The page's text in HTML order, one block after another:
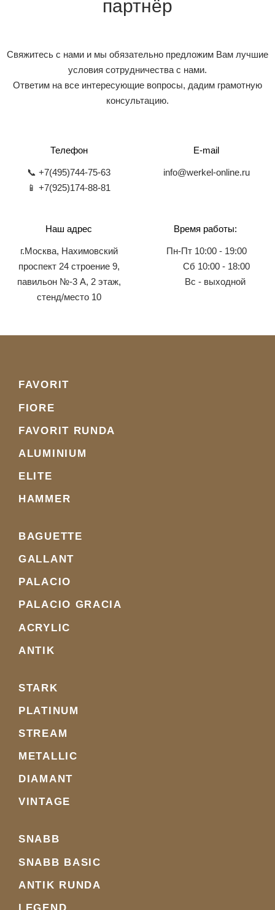
партнёр
Свяжитесь с нами и мы обязательно предложим Вам лучшие
условия сотрудничества с нами.
Ответим на все интересующие вопросы, дадим грамотную
консультацию.
Телефон
📞 +7(495)744-75-63
📱 +7(925)174-88-81
E-mail
info@werkel-online.ru
Наш адрес
г.Москва, Нахимовский
проспект 24 строение 9,
павильон №-3 А, 2 этаж,
стенд/место 10
Время работы:
Пн-Пт 10:00 - 19:00
Сб 10:00 - 18:00
Вс - выходной
FAVORIT
FIORE
FAVORIT RUNDA
ALUMINIUM
ELITE
HAMMER
BAGUETTE
GALLANT
PALACIO
PALACIO GRACIA
ACRYLIC
ANTIK
STARK
PLATINUM
STREAM
METALLIC
DIAMANT
VINTAGE
SNABB
SNABB BASIC
ANTIK RUNDA